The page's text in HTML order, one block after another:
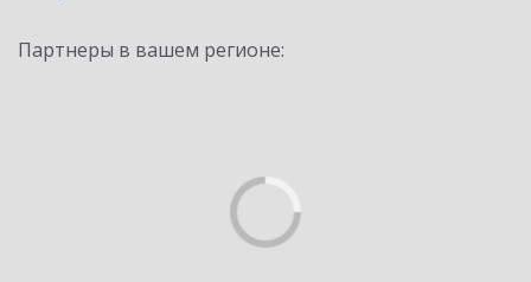
Партнеры в вашем регионе: